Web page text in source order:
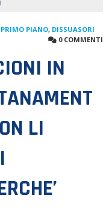
PIANO, DISSUASORI
0 COMMENTI
IN
LI